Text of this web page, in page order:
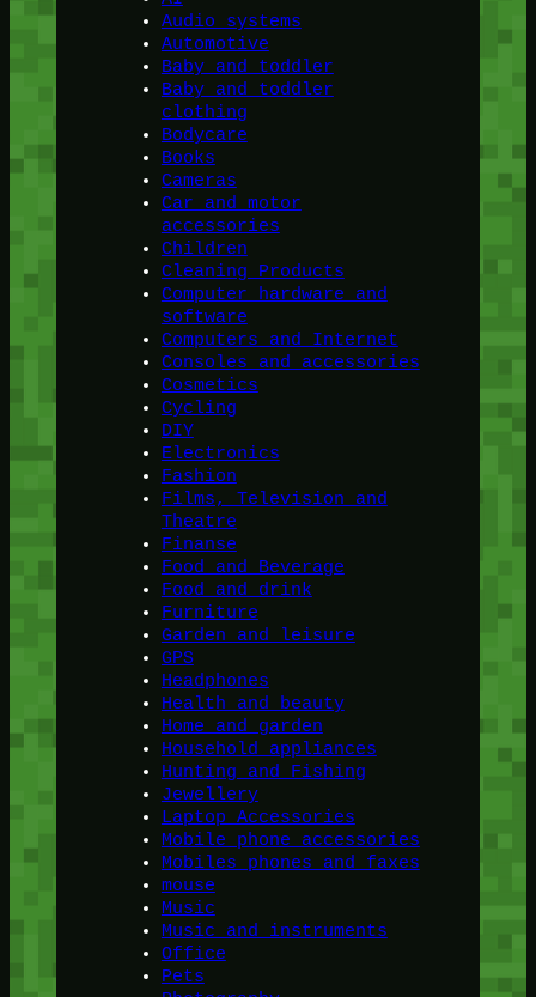
Audio systems
Automotive
Baby and toddler
Baby and toddler
clothing
Bodycare
Books
Cameras
Car and motor
accessories
Children
Cleaning Products
Computer hardware and
software
Computers and Internet
Consoles and accessories
Cosmetics
Cycling
DIY
Electronics
Fashion
Films, Television and
Theatre
Finanse
Food and Beverage
Food and drink
Furniture
Garden and leisure
GPS
Headphones
Health and beauty
Home and garden
Household appliances
Hunting and Fishing
Jewellery
Laptop Accessories
Mobile phone accessories
Mobiles phones and faxes
mouse
Music
Music and instruments
Office
Pets